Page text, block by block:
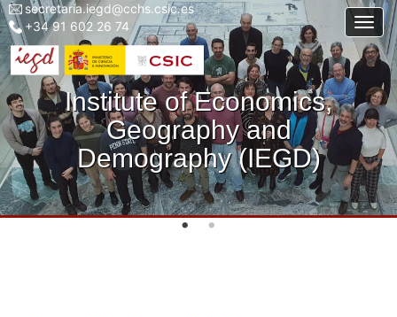
Skip
to
main
content
Menu
top
left
iegd
secretaria.iegd@cchs.csic.es
+34 91 602 26 74
Institute of Economics,
Geography and
Demography (IEGD)